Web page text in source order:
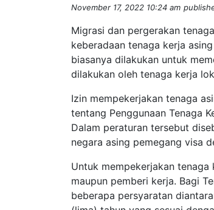
November 17, 2022 10:24 am
Migrasi dan pergerakan
keberadaan tenaga kerja
biasanya dilakukan untuk
dilakukan oleh tenaga kerja
Izin mempekerjakan tenaga
tentang Penggunaan Tenaga
Dalam peraturan tersebut
negara asing pemegang visa
Untuk mempekerjakan
maupun pemberi kerja. Bagi
beberapa persyaratan